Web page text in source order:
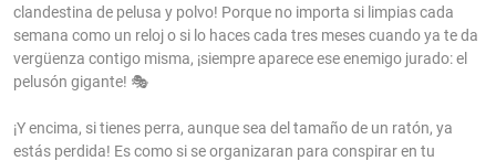
clandestina de pelusa y polvo! Porque no importa si limpias cada
semana como un reloj o si lo haces cada tres meses cuando ya te da
vergüenza contigo misma, ¡siempre aparece ese enemigo jurado: el
pelusón gigante! 🎭
¡Y encima, si tienes perra, aunque sea del tamaño de un ratón, ya
estás perdida! Es como si se organizaran para conspirar en tu